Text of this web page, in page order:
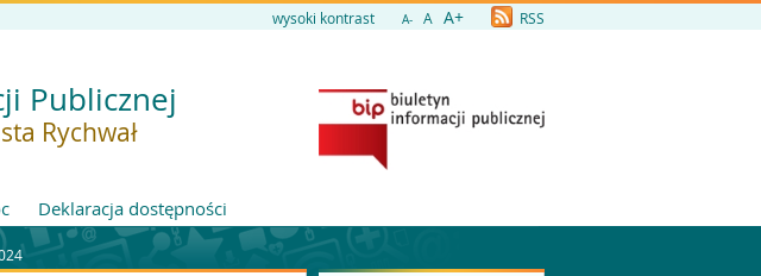
wysoki kontrast A- A A+ RSS
Publicznej
Rychwał
Deklaracja dostępności